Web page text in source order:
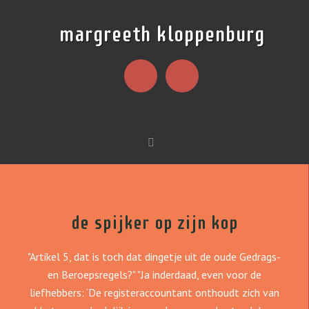
margreeth kloppenburg
de spijker op zijn kop
"Artikel 5, dat is toch dat dingetje uit de oude Gedrags-
en Beroepsregels?" "Ja inderdaad, even voor de
liefhebbers: ‘De registeraccountant onthoudt zich van